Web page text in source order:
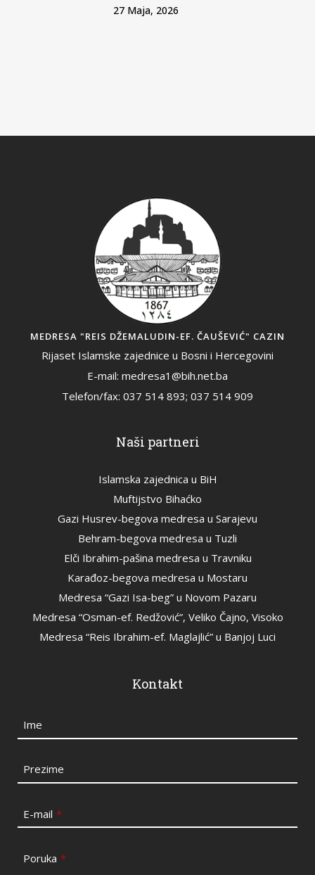
27 Maja, 2026
MEDRESA "REIS DŽEMALUDIN-EF. ČAUŠEVIĆ" CAZIN
Rijaset Islamske zajednice u Bosni i Hercegovini
E-mail: medresa1@bih.net.ba
Telefon/fax: 037 514 893; 037 514 909
Naši partneri
Islamska zajednica u BiH
Muftijstvo Bihaćko
Gazi Husrev-begova medresa u Sarajevu
Behram-begova medresa u Tuzli
Elči Ibrahim-pašina medresa u Travniku
Karađoz-begova medresa u Mostaru
Medresa “Gazi Isa-beg” u Novom Pazaru
Medresa “Osman-ef. Redžović”, Veliko Čajno, Visoko
Medresa “Reis Ibrahim-ef. Maglajlić” u Banjoj Luci
Kontakt
Ime
Prezime
E-mail *
Poruka *